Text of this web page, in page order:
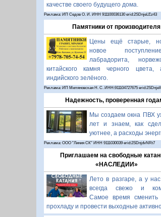
качестве своего будущего дома.
Реклама: ИП Седов О. И. ИНН 911100036130 erid:2SDnjeLEz43
Памятники от производителя
Цены ещё старые,
новое
лабрадорита,
китайского камня черного цвета,
индийского зелёного.
Реклама: ИП Миляновская Н. С. ИНН:911104727675
Надежность, проверенная
Мы создаем окна ПВХ
лет и знаем, как
уютнее, а расходы
Реклама: ООО "Линия СК" ИНН 9111030039 erid:2SDnjdvNRt7
Приглашаем на свободные
«НАСЛЕДИИ»
Лето в разгаре, а у
всегда свежо и
Самое время сменить
прохладу и провести выходные